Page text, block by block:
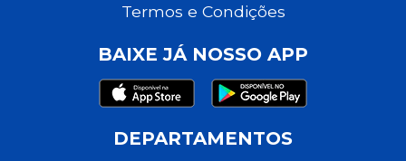
Termos e Condições
BAIXE JÁ NOSSO APP
DEPARTAMENTOS